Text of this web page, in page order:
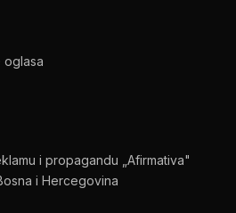
oglasa
i propagandu „Afirmativa"
i Hercegovina